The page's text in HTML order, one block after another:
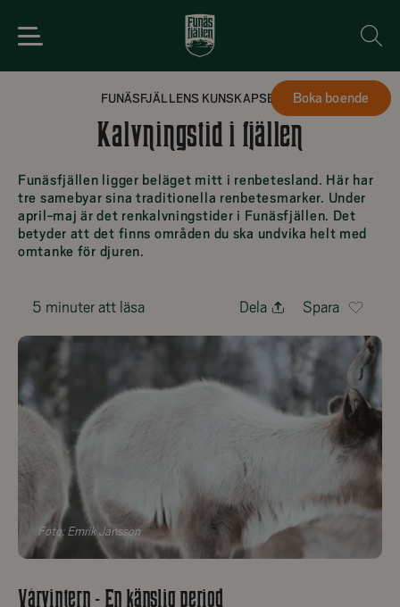
Boka boende
FUNÄSFJÄLLENS KUNSKAPSBANK
Kalvningstid i fjällen
Funäsfjällen ligger beläget mitt i renbetesland. Här har
tre samebyar sina traditionella renbetesmarker. Under
april-maj är det renkalvningstider i Funäsfjällen. Det
betyder att det finns områden du ska undvika helt med
omtanke för djuren.
5 minuter att läsa Dela Spara
Foto:Emrik Jansson
Vårvintern - En känslig period